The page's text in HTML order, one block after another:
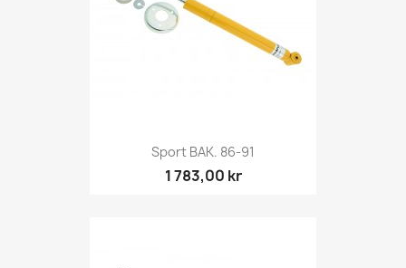
Sport BAK. 86-91
1 783,00 kr